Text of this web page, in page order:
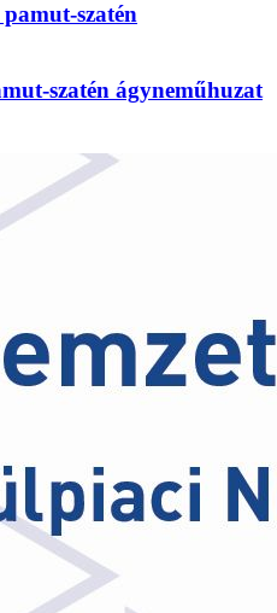
pamut-szatén
szatén ágyneműhuzat